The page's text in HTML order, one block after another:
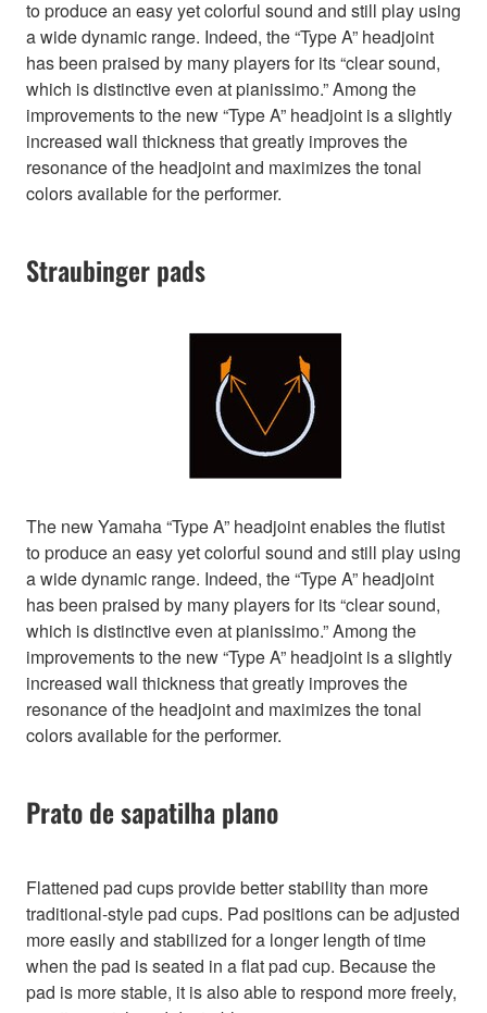
to produce an easy yet colorful sound and still play using
a wide dynamic range. Indeed, the “Type A” headjoint
has been praised by many players for its “clear sound,
which is distinctive even at pianissimo.” Among the
improvements to the new “Type A” headjoint is a slightly
increased wall thickness that greatly improves the
resonance of the headjoint and maximizes the tonal
colors available for the performer.
Straubinger pads
The new Yamaha “Type A” headjoint enables the flutist
to produce an easy yet colorful sound and still play using
a wide dynamic range. Indeed, the “Type A” headjoint
has been praised by many players for its “clear sound,
which is distinctive even at pianissimo.” Among the
improvements to the new “Type A” headjoint is a slightly
increased wall thickness that greatly improves the
resonance of the headjoint and maximizes the tonal
colors available for the performer.
Prato de sapatilha plano
Flattened pad cups provide better stability than more
traditional-style pad cups. Pad positions can be adjusted
more easily and stabilized for a longer length of time
when the pad is seated in a flat pad cup. Because the
pad is more stable, it is also able to respond more freely,